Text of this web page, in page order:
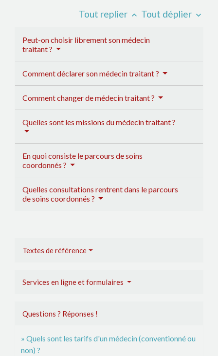
Tout replier keyboard_arrow_up Tout déplier keyboard_arrow_down
Peut-on choisir librement son médecin
traitant ?
Comment déclarer son médecin traitant ?
Comment changer de médecin traitant ?
Quelles sont les missions du médecin traitant ?
En quoi consiste le parcours de soins
coordonnés ?
Quelles consultations rentrent dans le parcours
de soins coordonnés ?
Textes de référence
Services en ligne et formulaires
Questions ? Réponses !
Quels sont les tarifs d'un médecin (conventionné ou
non) ?